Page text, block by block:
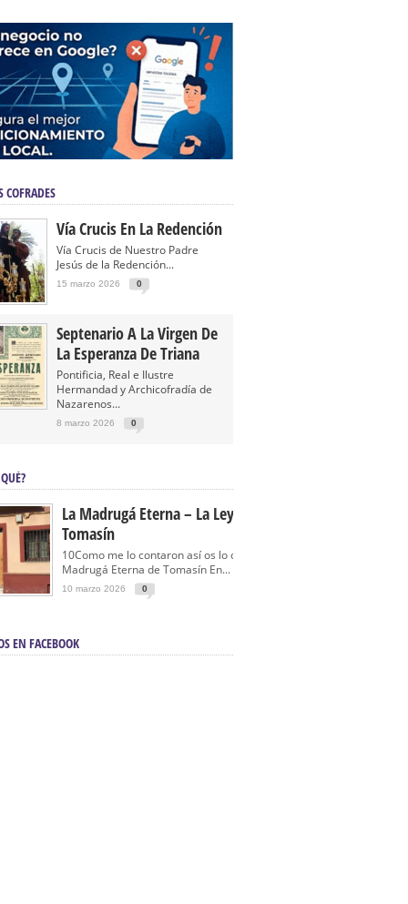
COFRADES
Vía Crucis En La Redención
Vía Crucis de Nuestro Padre
Jesús de la Redención...
15 marzo 2026 0
Septenario A La Virgen De
La Esperanza De Triana
Pontificia, Real e Ilustre
Hermandad y Archicofradía de
Nazarenos...
8 marzo 2026 0
La Madrugá Eterna – La Leyenda De
Tomasín
10Como me lo contaron así os lo cuento… La
Madrugá Eterna de Tomasín En...
10 marzo 2026 0
EN FACEBOOK